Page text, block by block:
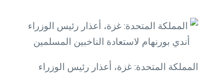
المملكة المتحدة: غزة، أعذار رئيس الوزراء